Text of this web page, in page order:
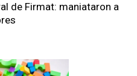
de Firmat: maniataron a